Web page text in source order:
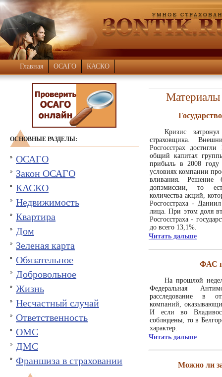
Главная ОСАГО КАСКО
ОСНОВНЫЕ РАЗДЕЛЫ:
ОСАГО
Закон ОСАГО
КАСКО
Недвижимость
Квартира
Дом
Зеленая карта
Обязательное
Добровольное
Жизнь
Несчастный случай
Ответственность
ОМС
ДМС
Франшиза в страховании
Материалы
Кризис
страховщика.
Росгосстрах
общий капитал
прибыль в 2008
условиях компании
вливания. Решение
допэмиссии, то
количества акций,
Росгосстраха -
лица. При этом доля
Росгосстраха -
до всего 13,1%.
Читать дальше
ФАС
На прошлой
Федеральная
расследование в
компаний,
И если во
соблюдены, то в
характер.
Читать дальше
Можно ли